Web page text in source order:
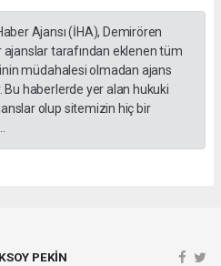
Ajansı (İHA), Demirören
ajanslar tarafından eklenen tüm
müdahalesi olmadan ajans
Bu haberlerde yer alan hukuki
olup sitemizin hiç bir
PEKİN